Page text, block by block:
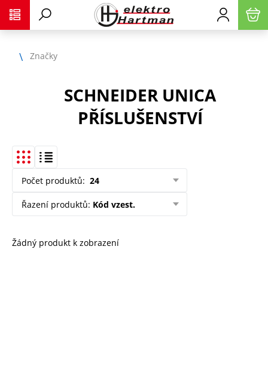
Značky
SCHNEIDER UNICA
PŘÍSLUŠENSTVÍ
Počet produktů: 24
Řazení produktů: Kód vzest.
Žádný produkt k zobrazení